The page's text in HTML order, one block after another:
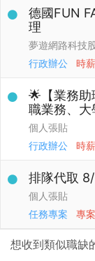
德國FUN
理
夢遊網路科技
行政辦公
時薪
🌟【業務
職業務、
個人張貼
行政辦公
時薪
排隊代取
個人張貼
任務專案
專案
想收到類似職缺